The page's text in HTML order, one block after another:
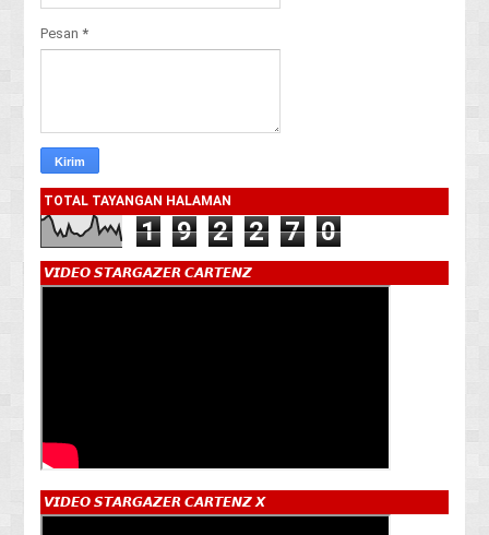
Pesan*
TOTAL TAYANGAN HALAMAN
1 9 2 2 7 0
𝙑𝙄𝘿𝙀𝙊 𝙎𝙏𝘼𝙍𝙂𝘼𝙕𝙀𝙍 𝘾𝘼𝙍𝙏𝙀𝙉𝙕
𝙑𝙄𝘿𝙀𝙊 𝙎𝙏𝘼𝙍𝙂𝘼𝙕𝙀𝙍 𝘾𝘼𝙍𝙏𝙀𝙉𝙕 𝙓